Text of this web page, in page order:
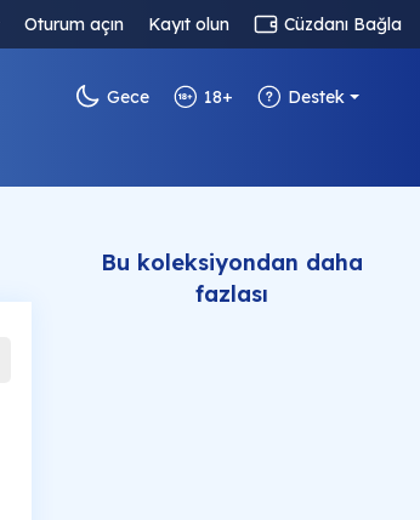
Oturum açın Kayıt olun Cüzdanı Bağla
Gece 18+ Destek
Bu koleksiyondan daha
fazlası